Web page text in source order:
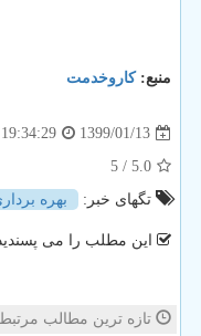
منبع:كاروخدمت
1399/01/13
19:34:29
5.0
/ 5
تگهای خبر:
بهره
این مطلب را می
تازه ترین مطالب مرتبط